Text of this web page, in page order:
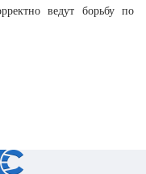
ведут борьбу по